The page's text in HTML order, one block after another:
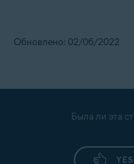
Обновлено: 02/06/2022
Была ли эта
YES